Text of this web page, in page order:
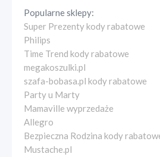
Popularne sklepy:
Super Prezenty kody rabatowe
Philips
Time Trend kody rabatowe
megakoszulki.pl
szafa-bobasa.pl kody rabatowe
Party u Marty
Mamaville wyprzedaże
Allegro
Bezpieczna Rodzina kody
Mustache.pl